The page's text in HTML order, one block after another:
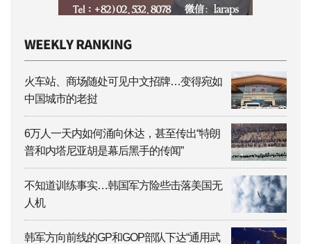
火车站、商场随处可见中文招牌…变得宛如
中国城市的老挝
6万人一天内如何涌向休达，甚至传出“特朗
普和内塔尼亚胡是幕后黑手的传闻”
不知道训练事实…韩国军方险些击落美国无
人机
韩军方向前线的GP和GOP部队下达“通用武